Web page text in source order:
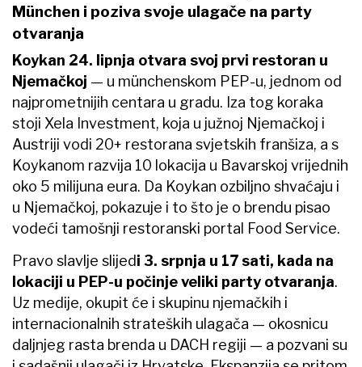
München i poziva svoje ulagače na party
otvaranja
Koykan 24. lipnja otvara svoj prvi restoran u
Njemačkoj — u münchenskom PEP-u, jednom od
najprometnijih centara u gradu. Iza tog koraka
stoji Xela Investment, koja u južnoj Njemačkoj i
Austriji vodi 20+ restorana svjetskih franšiza, a s
Koykanom razvija 10 lokacija u Bavarskoj vrijednih
oko 5 milijuna eura. Da Koykan ozbiljno shvaćaju i
u Njemačkoj, pokazuje i to što je o brendu pisao
vodeći tamošnji restoranski portal Food Service.
Pravo slavlje slijedi 3. srpnja u 17 sati, kada na
lokaciji u PEP-u počinje veliki party otvaranja.
Uz medije, okupit će i skupinu njemačkih i
internacionalnih strateških ulagača — okosnicu
daljnjeg rasta brenda u DACH regiji — a pozvani su